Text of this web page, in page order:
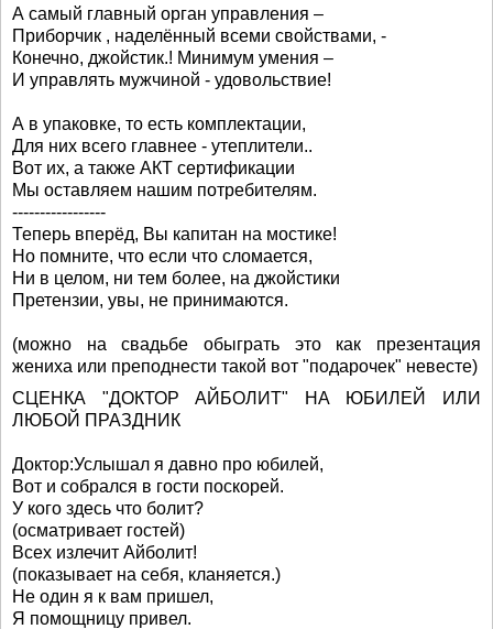
А самый главный орган управления –
Приборчик , наделённый всеми свойствами, -
Конечно, джойстик.! Минимум умения –
И управлять мужчиной - удовольствие!
А в упаковке, то есть комплектации,
Для них всего главнее - утеплители..
Вот их, а также АКТ сертификации
Мы оставляем нашим потребителям.
-----------------
Теперь вперёд, Вы капитан на мостике!
Но помните, что если что сломается,
Ни в целом, ни тем более, на джойстики
Претензии, увы, не принимаются.
(можно на свадьбе обыграть это как презентация
жениха или преподнести такой вот "подарочек" невесте)
СЦЕНКА "ДОКТОР АЙБОЛИТ" НА ЮБИЛЕЙ ИЛИ
ЛЮБОЙ ПРАЗДНИК
Доктор:Услышал я давно про юбилей,
Вот и собрался в гости поскорей.
У кого здесь что болит?
(осматривает гостей)
Всех излечит Айболит!
(показывает на себя, кланяется.)
Не один я к вам пришел,
Я помощницу привел.